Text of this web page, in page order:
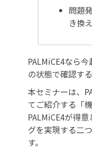
問題
き換
PALMiCE4なら
の状態で確認す
本セミナーは、
てご紹介する「
PALMiCE4が得
グを実現する二
す。